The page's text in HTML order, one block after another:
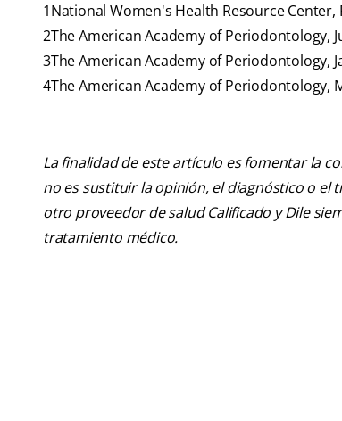
1National Women's Health Resource Center,
2The American Academy of Periodontology,
3The American Academy of Periodontology,
4The American Academy of Periodontology,
La finalidad de este artículo es fomentar la
no es sustituir la opinión, el diagnóstico o
otro proveedor de salud Calificado y Dile
tratamiento médico.